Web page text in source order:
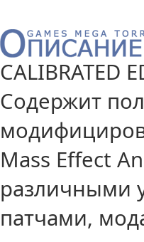
CALIBRATED
Содержит
Mass Effect
различными
патчами,